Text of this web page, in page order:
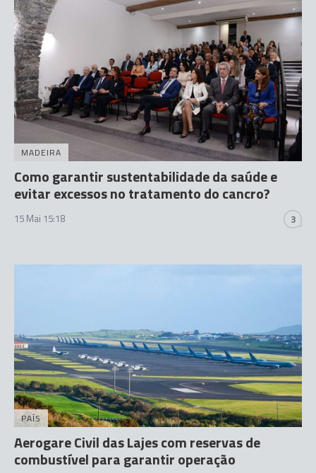
MADEIRA
Como garantir sustentabilidade da saúde e
evitar excessos no tratamento do cancro?
15 Mai 15:18 3
PAÍS
Aerogare Civil das Lajes com reservas de
combustível para garantir operação